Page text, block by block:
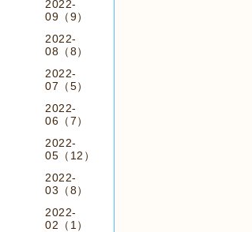
2022-
09（9）
2022-
08（8）
2022-
07（5）
2022-
06（7）
2022-
05（12）
2022-
03（8）
2022-
02（1）